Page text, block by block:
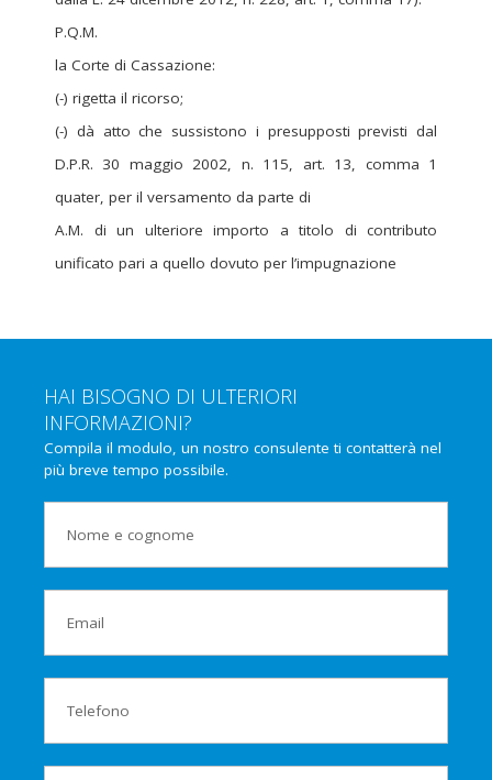
P.Q.M.
la Corte di Cassazione:
(-) rigetta il ricorso;
(-) dà atto che sussistono i presupposti previsti dal
D.P.R. 30 maggio 2002, n. 115, art. 13, comma 1
quater, per il versamento da parte di
A.M. di un ulteriore importo a titolo di contributo
unificato pari a quello dovuto per l’impugnazione
HAI BISOGNO DI ULTERIORI
INFORMAZIONI?
Compila il modulo, un nostro consulente ti contatterà nel
più breve tempo possibile.